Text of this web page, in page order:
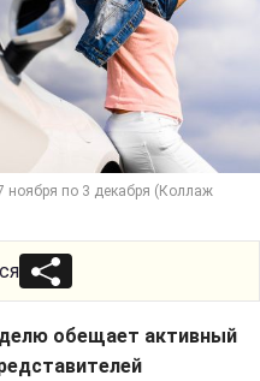
ноября по 3 декабря (Коллаж
обещает активный